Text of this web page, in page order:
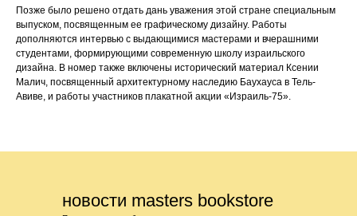
Позже было решено отдать дань уважения этой стране специальным
выпуском, посвященным ее графическому дизайну. Работы
дополняются интервью с выдающимися мастерами и вчерашними
студентами, формирующими современную школу израильского
дизайна. В номер также включены исторический материал Ксении
Малич, посвященный архитектурному наследию Баухауса в Тель-
Авиве, и работы участников плакатной акции «Израиль-75».
новости masters bookstore